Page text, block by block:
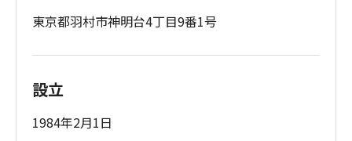
東京都羽村市神明台4丁目9番1号
設立
1984年2月1日